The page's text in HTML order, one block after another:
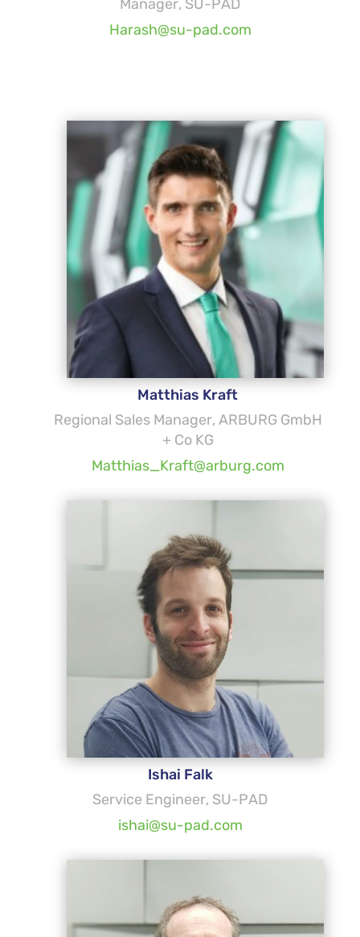
Manager, SU-PAD
Harash@su-pad.com
Matthias Kraft
Regional Sales Manager, ARBURG GmbH
+ Co KG
Matthias_Kraft@arburg.com
Ishai Falk
Service Engineer, SU-PAD
ishai@su-pad.com